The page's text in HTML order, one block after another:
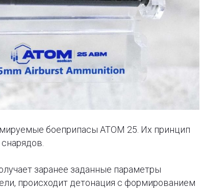
боеприпасы ATOM 25. Их принцип
заранее заданные параметры
происходит детонация с формированием